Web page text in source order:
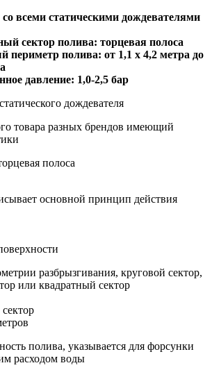
всеми статическими дождевателями
сектор полива: торцевая полоса
периметр полива: от 1,1 x 4,2 метра до
давление: 1,0-2,5 бар
дождевателя
товара разных брендов имеющий
полоса
основной принцип действия
разбрызгивания, круговой сектор,
или квадратный сектор
полива, указывается для форсунки
расходом воды